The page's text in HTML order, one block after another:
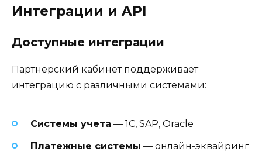
Интеграции и API
Доступные интеграции
Партнерский кабинет поддерживает
интеграцию с различными системами:
Системы учета — 1С, SAP, Oracle
Платежные системы — онлайн-эквайринг